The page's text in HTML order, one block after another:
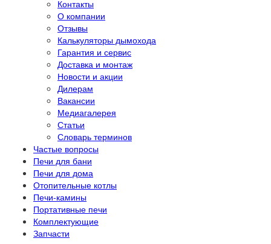
Контакты
О компании
Отзывы
Калькуляторы дымохода
Гарантия и сервис
Доставка и монтаж
Новости и акции
Дилерам
Вакансии
Медиагалерея
Статьи
Словарь терминов
Частые вопросы
Печи для бани
Печи для дома
Отопительные котлы
Печи-камины
Портативные печи
Комплектующие
Запчасти